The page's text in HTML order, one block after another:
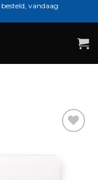
besteld, vandaag